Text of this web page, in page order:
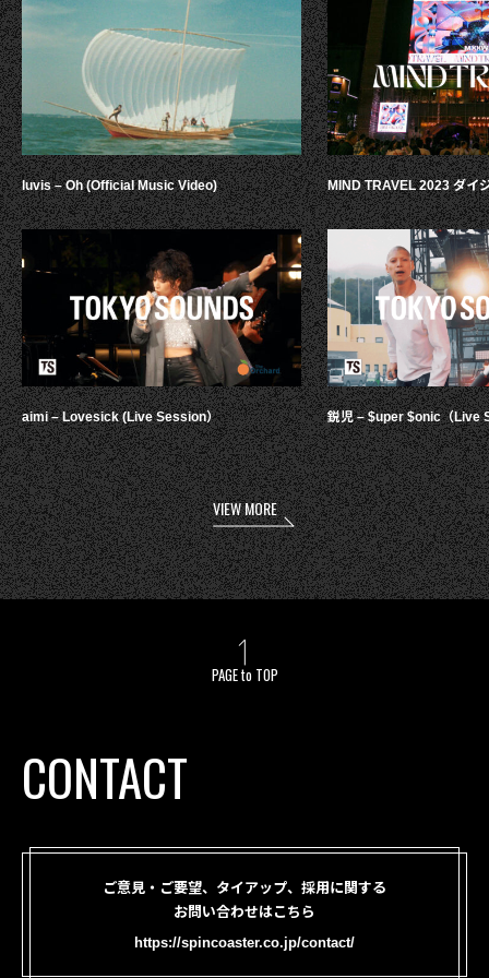
luvis – Oh (Official Music Video)
aimi – Lovesick (Live Session）
MIND TRAVEL 2023 ダイ
鋭児 – $uper $onic（Live
VIEW MORE
PAGE to TOP
CONTACT
ご意見・ご要望、タイアップ、採用に関する
お問い合わせはこちら
https://spincoaster.co.jp/contact/